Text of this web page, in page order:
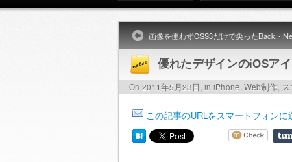
画像を使わずCSS3だけで尖ったBack・
優れたデザインのiOSア
On 2011年5月23日, in iPhone, Web制作,
この記事のURLをスマートフォンに